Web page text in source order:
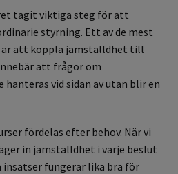
tagit viktiga steg för att
styrning. Ett av de mest
att koppla jämställdhet till
att frågor om
vid sidan av utan blir en
fördelas efter behov. När vi
in jämställdhet i varje beslut
insatser fungerar lika bra för